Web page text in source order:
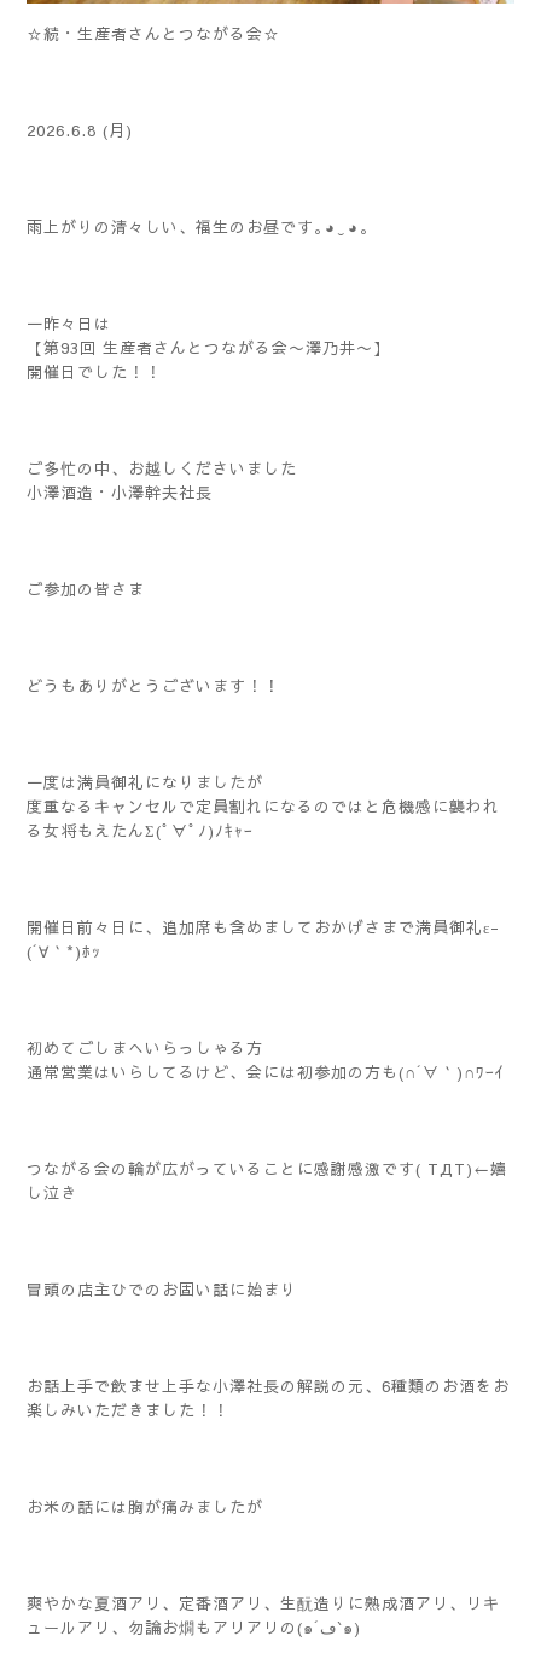
☆続・生産者さんとつながる会☆
2026.6.8 (月)
雨上がりの清々しい、福生のお昼です｡⁠◕⁠‿⁠◕⁠｡
一昨々日は
【第93回 生産者さんとつながる会〜澤乃井〜】
開催日でした！！
ご多忙の中、お越しくださいました
小澤酒造・小澤幹夫社長
ご参加の皆さま
どうもありがとうございます！！
一度は満員御礼になりましたが
度重なるキャンセルで定員割れになるのではと危機感に襲われ
る女将もえたんΣ(ﾟ∀ﾟﾉ)ﾉｷｬｰ
開催日前々日に、追加席も含めましておかげさまで満員御礼ε-
(´∀｀*)ﾎｯ
初めてごしまへいらっしゃる方
通常営業はいらしてるけど、会には初参加の方も(∩´∀｀)∩ﾜｰｲ
つながる会の輪が広がっていることに感謝感激です( TДT)←嬉
し泣き
冒頭の店主ひでのお固い話に始まり
お話上手で飲ませ上手な小澤社長の解説の元、6種類のお酒をお
楽しみいただきました！！
お米の話には胸が痛みましたが
爽やかな夏酒アリ、定番酒アリ、生酛造りに熟成酒アリ、リキ
ュールアリ、勿論お燗もアリアリの(๑´ڡ`๑)